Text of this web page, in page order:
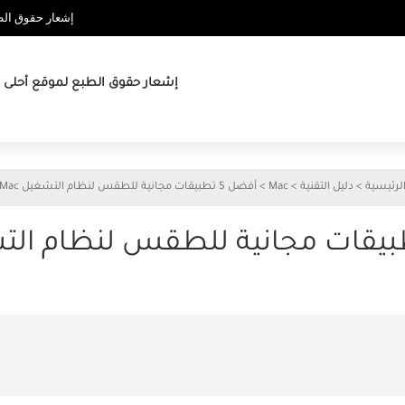
إشعار حقوق
إشعار حقوق الطبع لموقع أحلى
الرئيسية > دليل التقنية >
Mac
> أفضل 5 تطبيقات مجانية للطقس لنظام التشغيل Mac